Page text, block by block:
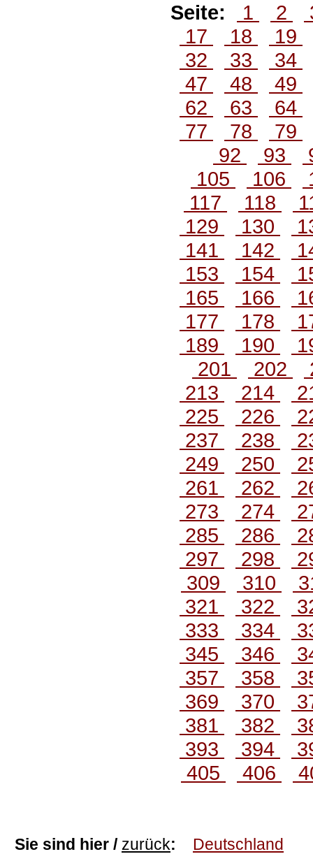
Seite: 1 2
17
18
19
32
33
34
47
48
49
62
63
64
77
78
79
92
93
105
106
117
118
129
130
141
142
153
154
165
166
177
178
189
190
201
202
213
214
225
226
237
238
249
250
261
262
273
274
285
286
297
298
309
310
321
322
333
334
345
346
357
358
369
370
381
382
393
394
405
406
Sie sind hier / zurück: Deutschland